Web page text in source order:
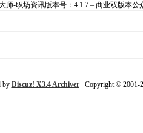
-职场资讯版本号：4.1.7 – 商业双版本公
by Discuz! X3.4 ArchiverCopyright © 2001-